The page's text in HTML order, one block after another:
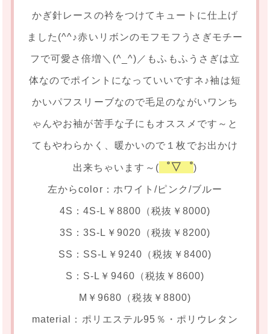
かぎ針レースの衿をつけてキュートに仕上げ
ました(^^♪赤いリボンのモフモフうさぎモチー
フで可愛さ倍増＼(^_^)／もふもふうさぎは立
体なのでポイントになっていいですネ♪袖は短
かいパフスリーブなので毛足のながいワンち
ゃんやお袖が苦手な子にもオススメです～と
てもやわらかく、暖かいので１枚でお出かけ
出来ちゃいます～( ゜▽゜)
左からcolor：ホワイト/ピンク/ブルー
4S：4S-L￥8800（税抜￥8000)
3S：3S-L￥9020（税抜￥8200)
SS：SS-L￥9240（税抜￥8400)
S：S-L￥9460（税抜￥8600)
M￥9680（税抜￥8800)
material：ポリエステル95％・ポリウレタン